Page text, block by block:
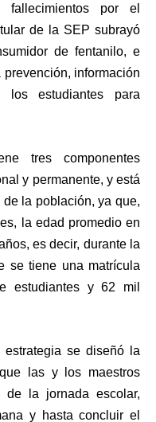
fallecimientos por el
de la SEP subrayó
de fentanilo, e
información
estudiantes para
tres componentes
y permanente, y está
la población, ya que,
la edad promedio en
es decir, durante la
se tiene una matrícula
estudiantes y 62 mil
se diseñó la
las y los maestros
la jornada escolar,
y hasta concluir el